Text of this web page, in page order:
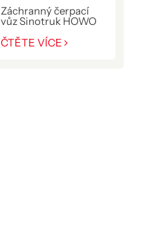
Záchranný čerpací
vůz Sinotruk HOWO
ČTĚTE VÍCE